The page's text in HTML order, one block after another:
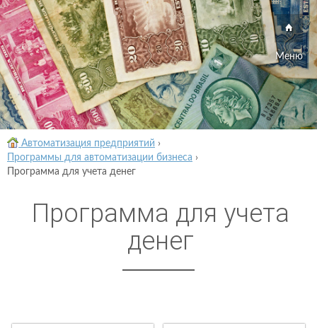
Меню
Автоматизация предприятий ›
Программы для автоматизации бизнеса ›
Программа для учета денег
Программа для учета
денег